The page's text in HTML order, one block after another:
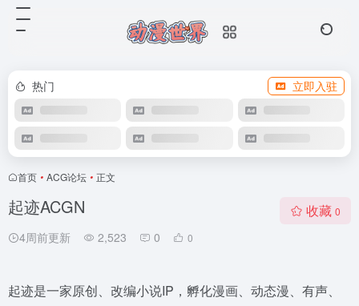
热门 立即入驻
首页 • ACG论坛 • 正文
起迹ACGN
4周前更新 2,523 0 0
收藏 0
起迹是一家原创、改编小说IP，孵化漫画、动态漫、有声、